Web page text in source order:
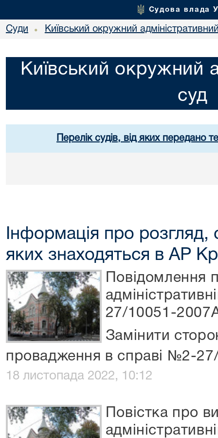
Судова влада
Суди • Київський окружний
Київський окружний
суд
Перелік судів, від яких передано
Інформація про розгляд,
яких знаходяться в АР
Повідомлення
27/10051-
Замінити
провадження в справі №2-
18 листопада 2022, 10:12
Повістка про